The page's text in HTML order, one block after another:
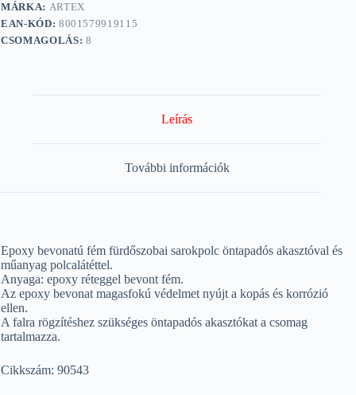
MÁRKA: ARTEX
EAN-KÓD: 8001579919115
CSOMAGOLÁS: 8
Leírás
További információk
Epoxy bevonatú fém fürdőszobai sarokpolc öntapadós akasztóval és
műanyag polcalátéttel.
Anyaga: epoxy réteggel bevont fém.
Az epoxy bevonat magasfokú védelmet nyújt a kopás és korrózió
ellen.
A falra rögzítéshez szükséges öntapadós akasztókat a csomag
tartalmazza.
Cikkszám: 90543